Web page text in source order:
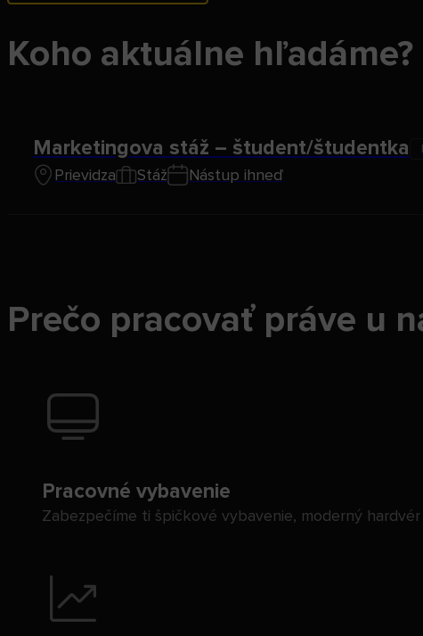
Koho aktuálne hľadáme?
Marketingova stáž – študent/študentka
Prievidza Stáž Nástup ihneď
Prečo pracovať práve u
Pracovné vybavenie
Zabezpečíme ti špičkové vybavenie, moderný